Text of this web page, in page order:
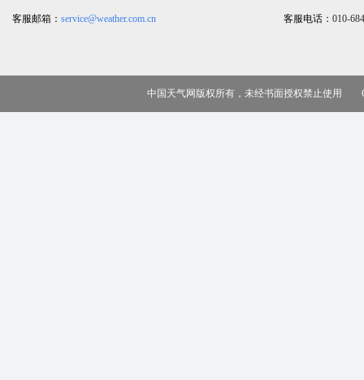
客服邮箱： service@weather.com.cn 客服电话： 010-
中国天气网版权所有，未经书面授权禁止使用